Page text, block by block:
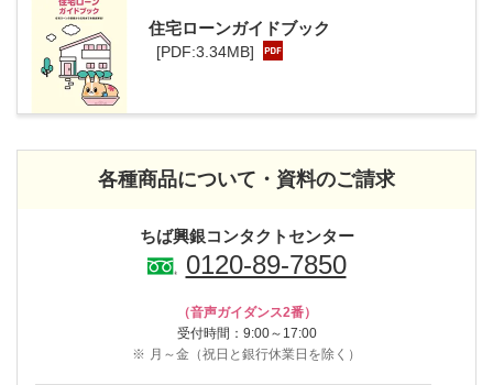
住宅ローンガイドブック
[PDF:3.34MB]
各種商品について・資料のご請求
ちば興銀コンタクトセンター
0120-89-7850
（音声ガイダンス2番）
受付時間：9:00～17:00
※ 月～金（祝日と銀行休業日を除く）